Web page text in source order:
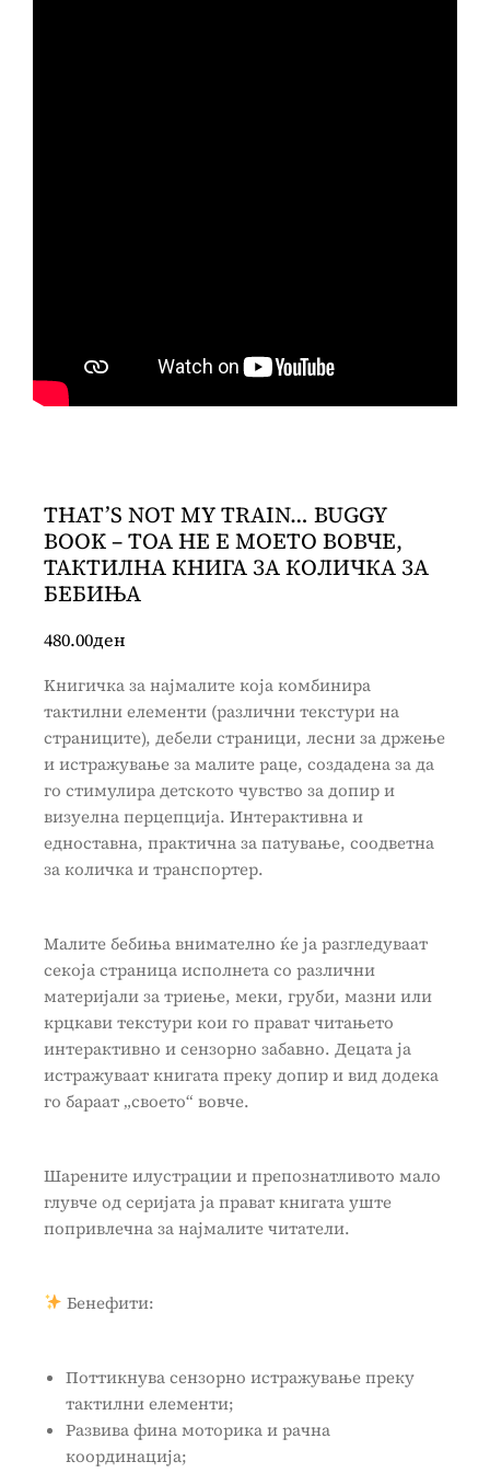
THAT’S NOT MY TRAIN… BUGGY
BOOK – ТОА НЕ Е МОЕТО ВОВЧЕ,
ТАКТИЛНА КНИГА ЗА КОЛИЧКА ЗА
БЕБИЊА
480.00ден
Kнигичка за најмалите која комбинира
тактилни елементи (различни текстури на
страниците), дебели страници, лесни за држење
и истражување за малите раце, создадена за да
го стимулира детското чувство за допир и
визуелна перцепција. Интерактивна и
едноставна, практична за патување, соодветна
за количка и транспортер.
Малите бебиња внимателно ќе ја разгледуваат
секоја страница исполнета со различни
материјали за триење, меки, груби, мазни или
крцкави текстури кои го прават читањето
интерактивно и сензорно забавно. Децата ја
истражуваат книгата преку допир и вид додека
го бараат „своето“ вовче.
Шарените илустрации и препознатливото мало
глувче од серијата ја прават книгата уште
попривлечна за најмалите читатели.
Бенефити:
Поттикнува сензорно истражување преку
тактилни елементи;
Развива фина моторика и рачна
координација;